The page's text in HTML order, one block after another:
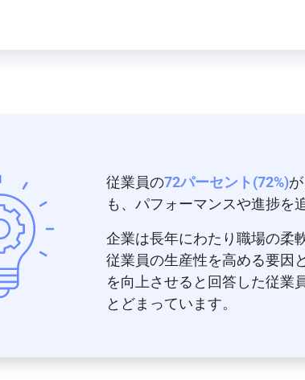
従業員の72パーセント(72%)
も、パフォーマンスや進捗を
企業は長年にわたり職場の柔
従業員の生産性を高める要因
を向上させると回答した従業
とどまっています。